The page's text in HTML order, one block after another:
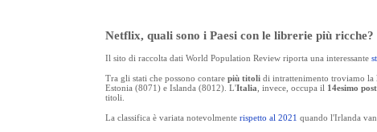
Netflix, quali sono i Paesi con le librerie più ricche?
Il sito di raccolta dati World Population Review riporta una interessante
Tra gli stati che possono contare più titolidi intrattenimento troviamo la
Estonia (8071) e Islanda (8012). L'Italia , invece, occupa il 14esimo
titoli.
La classifica è variata notevolmente rispetto al 2021 quando l'Irlanda